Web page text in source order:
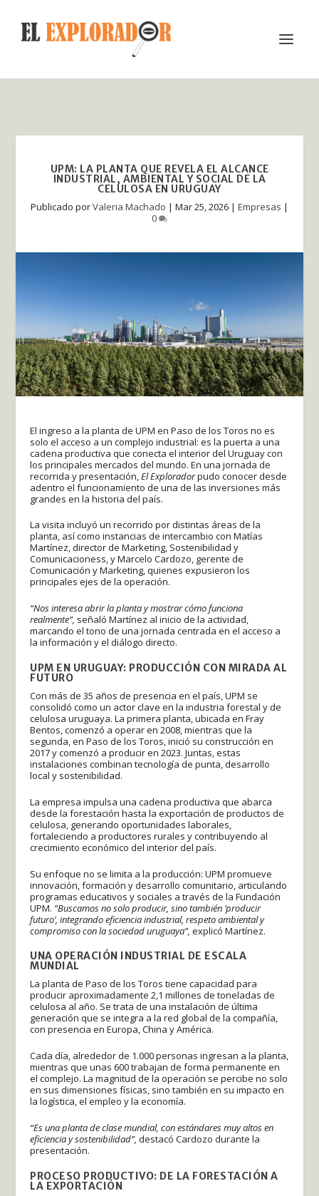
UPM: LA PLANTA QUE REVELA EL ALCANCE
INDUSTRIAL, AMBIENTAL Y SOCIAL DE LA
CELULOSA EN URUGUAY
Publicado porValeria Machado | Mar 25, 2026 | Empresas |
0
El ingreso a la planta de UPM en Paso de los Toros no es
solo el acceso a un complejo industrial: es la puerta a una
cadena productiva que conecta el interior del Uruguay con
los principales mercados del mundo. En una jornada de
recorrida y presentación,El Exploradorpudo conocer desde
adentro el funcionamiento de una de las inversiones más
grandes en la historia del país.
La visita incluyó un recorrido por distintas áreas de la
planta, así como instancias de intercambio con Matías
Martínez, director de Marketing, Sostenibilidad y
Comunicacioness, y Marcelo Cardozo, gerente de
Comunicación y Marketing, quienes expusieron los
principales ejes de la operación.
“Nos interesa abrir la planta y mostrar cómo funciona
realmente”, señaló Martínez al inicio de la actividad,
marcando el tono de una jornada centrada en el acceso a
la información y el diálogo directo.
UPM EN URUGUAY: PRODUCCIÓN CON MIRADA AL
FUTURO
Con más de 35 años de presencia en el país, UPM se
consolidó como un actor clave en la industria forestal y de
celulosa uruguaya. La primera planta, ubicada en Fray
Bentos, comenzó a operar en 2008, mientras que la
segunda, en Paso de los Toros, inició su construcción en
2017 y comenzó a producir en 2023. Juntas, estas
instalaciones combinan tecnología de punta, desarrollo
local y sostenibilidad.
La empresa impulsa una cadena productiva que abarca
desde la forestación hasta la exportación de productos de
celulosa, generando oportunidades laborales,
fortaleciendo a productores rurales y contribuyendo al
crecimiento económico del interior del país.
Su enfoque no se limita a la producción: UPM promueve
innovación, formación y desarrollo comunitario, articulando
programas educativos y sociales a través de la Fundación
UPM. “Buscamos no solo producir, sino también ‘producir
futuro’, integrando eficiencia industrial, respeto ambiental y
compromiso con la sociedad uruguaya”, explicó Martínez.
UNA OPERACIÓN INDUSTRIAL DE ESCALA
MUNDIAL
La planta de Paso de los Toros tiene capacidad para
producir aproximadamente 2,1 millones de toneladas de
celulosa al año. Se trata de una instalación de última
generación que se integra a la red global de la compañía,
con presencia en Europa, China y América.
Cada día, alrededor de 1.000 personas ingresan a la planta,
mientras que unas 600 trabajan de forma permanente en
el complejo. La magnitud de la operación se percibe no solo
en sus dimensiones físicas, sino también en su impacto en
la logística, el empleo y la economía.
“Es una planta de clase mundial, con estándares muy altos en
eficiencia y sostenibilidad”, destacó Cardozo durante la
presentación.
PROCESO PRODUCTIVO: DE LA FORESTACIÓN A
LA EXPORTACIÓN